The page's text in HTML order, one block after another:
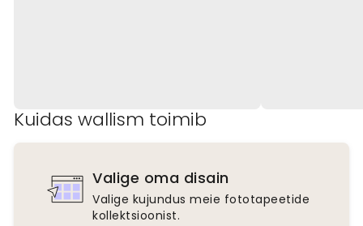
Kuidas wallism toimib
Valige oma disain
Valige kujundus meie fototapeetide
kollektsioonist.